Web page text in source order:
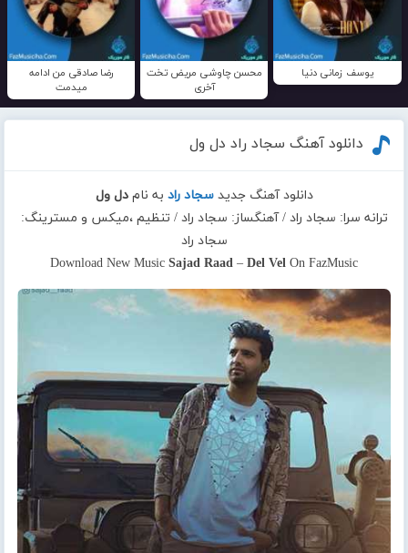
یوسف زمانی دنیا
محسن چاوشی مریض تخت
آخری
رضا صادقی من ادامه
میدمت
دانلود آهنگ سجاد راد دل ول
دانلود آهنگ جدیدسجاد راد به نامدل ول
ترانه سرا: سجاد راد / آهنگساز: سجاد راد / تنظیم ،میکس و مسترینگ:
سجاد راد
Download New Music Sajad Raad – Del Vel On FazMusic